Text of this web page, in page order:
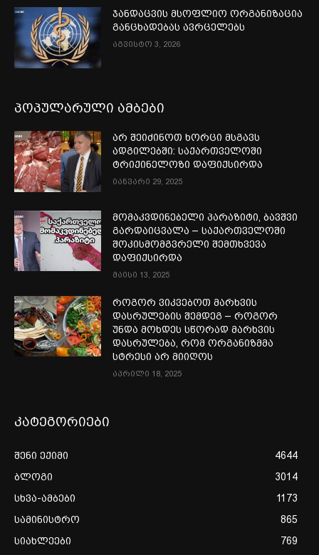
ჯანდაცვის მსოფლიო ორგანიზაცია
განცხადებას ავრცელებს
აგვისტო 3, 2026
პოპულარული ამბები
არ შეიძინოთ ხორცი მსგავს
ადგილებში: საქართველოში
ტრიქინელოზი დაფიქსირდა
იანვარი 29, 2025
მომაკვდინებელი პარაზიტი, ბავშვი
გარდაიცვალა – საქართველოში
შოკისმომგვრელი შემთხვევა
დაფიქსირდა
მაისი 13, 2025
როგორ ვიკვებოთ მარხვის
დასრულების შემდეგ – როგორ
უნდა მოხდეს სწორად მარხვის
დასრულება, რომ ორგანიზმმა
სტრესი არ მიიღოს
აპრილი 18, 2025
კატეგორიები
შენი ექიმი
4644
ბლოგი
3014
სხვა-ამბები
1173
სამინისტრო
865
სიახლეები
769